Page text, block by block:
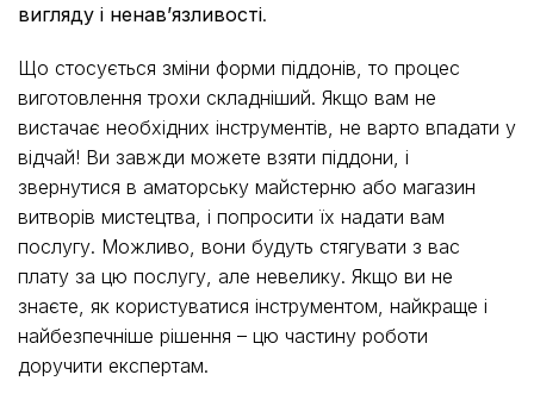
вигляду і ненав’язливості.
Що стосується зміни форми піддонів, то процес
виготовлення трохи складніший. Якщо вам не
вистачає необхідних інструментів, не варто впадати у
відчай! Ви завжди можете взяти піддони, і
звернутися в аматорську майстерню або магазин
витворів мистецтва, і попросити їх надати вам
послугу. Можливо, вони будуть стягувати з вас
плату за цю послугу, але невелику. Якщо ви не
знаєте, як користуватися інструментом, найкраще і
найбезпечніше рішення – цю частину роботи
доручити експертам.